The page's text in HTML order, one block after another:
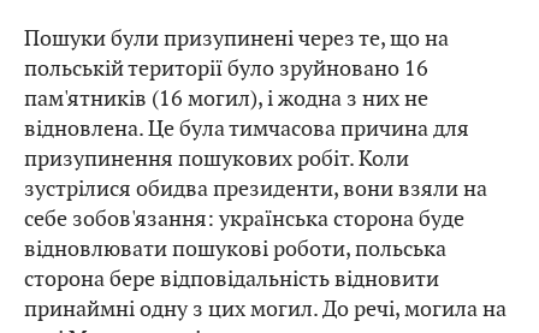
Пошуки були призупинені через те, що на
польській території було зруйновано 16
пам'ятників (16 могил), і жодна з них не
відновлена. Це була тимчасова причина для
призупинення пошукових робіт. Коли
зустрілися обидва президенти, вони взяли на
себе зобов'язання: українська сторона буде
відновлювати пошукові роботи, польська
сторона бере відповідальність відновити
принаймні одну з цих могил. До речі, могила на